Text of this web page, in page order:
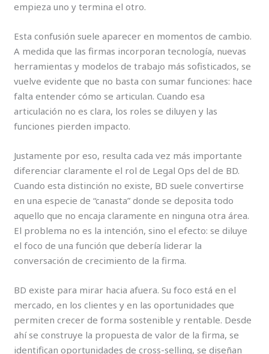
empieza uno y termina el otro.
Esta confusión suele aparecer en momentos de cambio.
A medida que las firmas incorporan tecnología, nuevas
herramientas y modelos de trabajo más sofisticados, se
vuelve evidente que no basta con sumar funciones: hace
falta entender cómo se articulan. Cuando esa
articulación no es clara, los roles se diluyen y las
funciones pierden impacto.
Justamente por eso, resulta cada vez más importante
diferenciar claramente el rol de Legal Ops del de BD.
Cuando esta distinción no existe, BD suele convertirse
en una especie de “canasta” donde se deposita todo
aquello que no encaja claramente en ninguna otra área.
El problema no es la intención, sino el efecto: se diluye
el foco de una función que debería liderar la
conversación de crecimiento de la firma.
BD existe para mirar hacia afuera. Su foco está en el
mercado, en los clientes y en las oportunidades que
permiten crecer de forma sostenible y rentable. Desde
ahí se construye la propuesta de valor de la firma, se
identifican oportunidades de cross-selling, se diseñan